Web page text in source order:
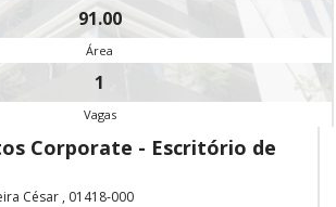
91.00
Área
1
Vagas
Corporate - Escritório de
César , 01418-000